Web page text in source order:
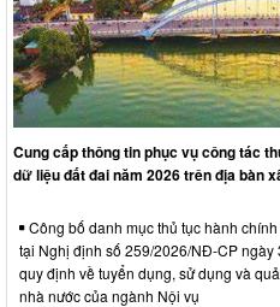
Cung cấp thông tin phục vụ công tác
dữ liệu đất đai năm 2026 trên địa bàn
Công bố danh mục thủ tục hành
tại Nghị định số 259/2026/NĐ-CP
quy định về tuyển dụng, sử dụng và
nhà nước của ngành Nội vụ